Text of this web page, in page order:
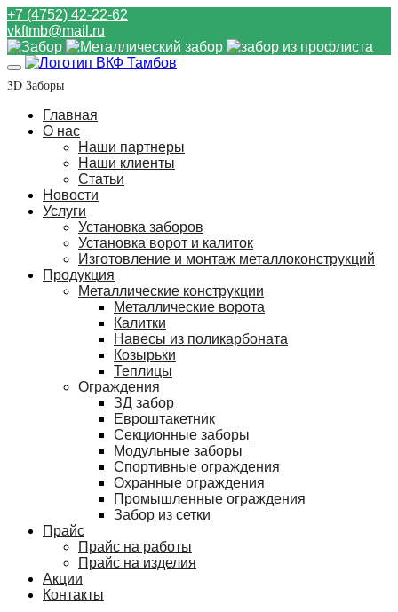
+7 (4752) 42-22-62
vkftmb@mail.ru
3D Заборы
Главная
О нас
Наши партнеры
Наши клиенты
Статьи
Новости
Услуги
Установка заборов
Установка ворот и калиток
Изготовление и монтаж металлоконструкций
Продукция
Металлические конструкции
Металлические ворота
Калитки
Навесы из поликарбоната
Козырьки
Теплицы
Ограждения
ЗД забор
Евроштакетник
Секционные заборы
Модульные заборы
Спортивные ограждения
Охранные ограждения
Промышленные ограждения
Забор из сетки
Прайс
Прайс на работы
Прайс на изделия
Акции
Контакты